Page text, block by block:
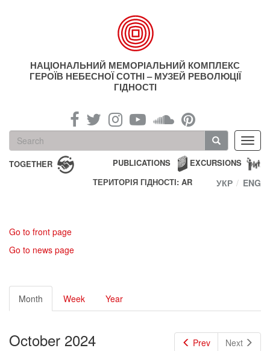
НАЦІОНАЛЬНИЙ МЕМОРІАЛЬНИЙ КОМПЛЕКС
ГЕРОЇВ НЕБЕСНОЇ СОТНІ – МУЗЕЙ РЕВОЛЮЦІЇ
ГІДНОСТІ
Search
form
Search
TOGETHER EXCURSIONS
PUBLICATIONS
ТЕРИТОРІЯ ГІДНОСТІ: AR
УКР ENG
Go to front page
Go to news page
Primary
tabs
Month (active
tab)
Week Year
Prev Next
October 2024